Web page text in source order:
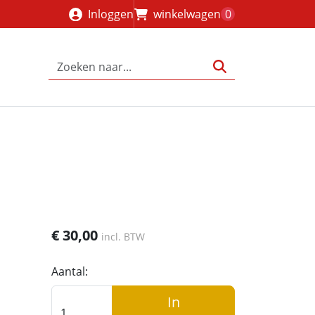
Inloggen winkelwagen 0
€30,00 incl. BTW
Aantal:
In